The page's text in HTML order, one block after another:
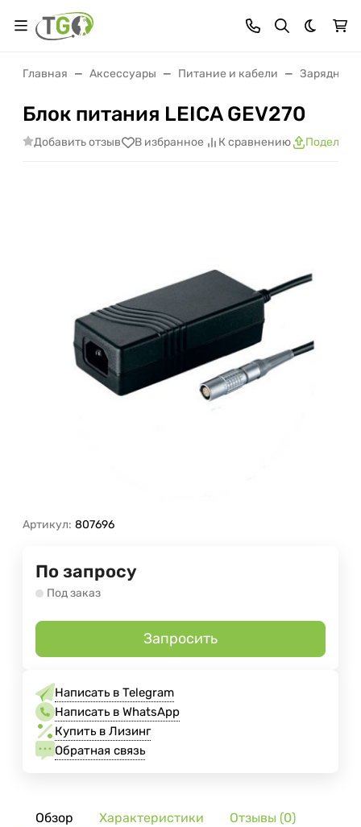
Темная
Главная Аксессуары Питание и кабели Зарядные
Блок питания LEICA GEV270
Добавить отзыв В избранное К сравнению
Артикул: 807696
По запросу
Под заказ
Запросить
Написать в Telegram
Написать в WhatsApp
Купить в Лизинг
Обратная связь
Обзор Характеристики Отзывы (0)